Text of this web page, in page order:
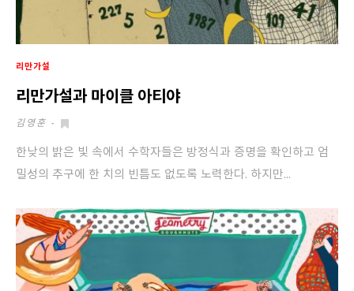
리만가설
리만가설과 마이클 아티야
김영훈 -
한낮의 밝은 빛 속에서 수학자들은 방정식과 증명을 확인하고 엄
밀성의 추구에 한 치의 빈틈도 없도록 노력한다. 하지만...